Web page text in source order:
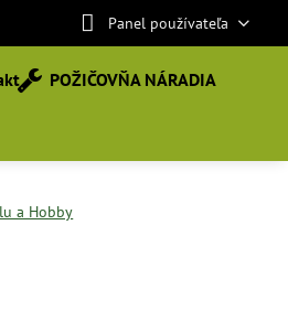
Panel používateľa
POŽIČOVŇA NÁRADIA
a Hobby